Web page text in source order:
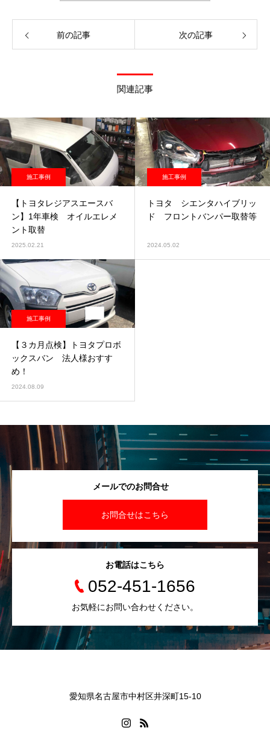
前の記事 次の記事
関連記事
施工事例
【トヨタレジアスエースバ
ン】1年車検 オイルエレメ
ント取替
2025.02.21
施工事例
トヨタ シエンタハイブリッ
ド フロントバンパー取替等
2024.05.02
施工事例
【３カ月点検】トヨタプロボ
ックスバン 法人様おすす
め！
2024.08.09
メールでのお問合せ
お問合せはこちら
お電話はこちら
052-451-1656
お気軽にお問い合わせください。
愛知県名古屋市中村区井深町15-10